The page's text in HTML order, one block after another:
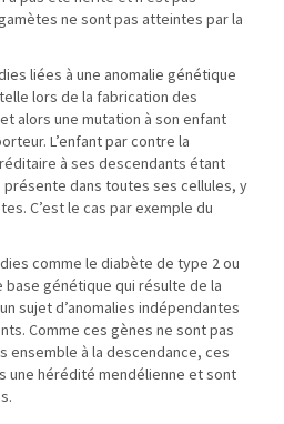
ne sont pas atteintes par la
liées à une anomalie génétique
lors de la fabrication des
alors une mutation à son enfant
L’enfant par contre la
à ses descendants étant
présente dans toutes ses cellules, y
C’est le cas par exemple du
comme le diabète de type 2 ou
base génétique qui résulte de la
sujet d’anomalies indépendantes
Comme ces gènes ne sont pas
ensemble à la descendance, ces
une hérédité mendélienne et sont